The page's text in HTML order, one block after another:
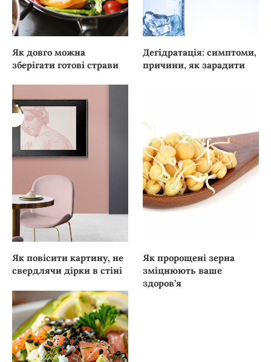
Як довго можна
зберігати готові страви
Дегідратація: симптоми,
причини, як зарадити
Як повісити картину, не
свердлячи дірки в стіні
Як пророщені зерна
зміцнюють ваше
здоров’я